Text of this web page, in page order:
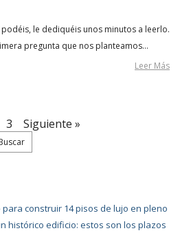
le dediquéis unos minutos a leerlo.
pregunta que nos planteamos…
Leer Más
3
Siguiente »
construir 14 pisos de lujo en pleno
histórico edificio: estos son los plazos